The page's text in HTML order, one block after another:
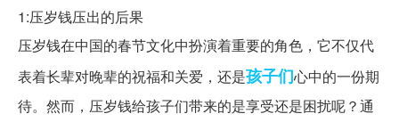
1:压岁钱压出的后果
压岁钱在中国的春节文化中扮演着重要的角色，它不仅代
表着长辈对晚辈的祝福和关爱，还是孩子们心中的一份期
待。然而，压岁钱给孩子们带来的是享受还是困扰呢？通